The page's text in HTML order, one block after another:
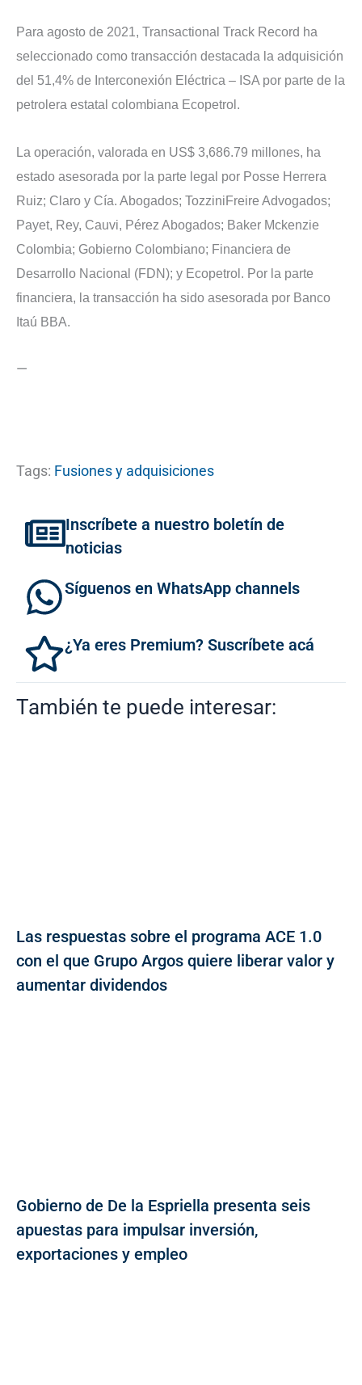
Para agosto de 2021, Transactional Track Record ha
seleccionado como transacción destacada la adquisición
del 51,4% de Interconexión Eléctrica – ISA por parte de la
petrolera estatal colombiana Ecopetrol.
La operación, valorada en US$ 3,686.79 millones, ha
estado asesorada por la parte legal por Posse Herrera
Ruiz; Claro y Cía. Abogados; TozziniFreire Advogados;
Payet, Rey, Cauvi, Pérez Abogados; Baker Mckenzie
Colombia; Gobierno Colombiano; Financiera de
Desarrollo Nacional (FDN); y Ecopetrol. Por la parte
financiera, la transacción ha sido asesorada por Banco
Itaú BBA.
—
Tags: Fusiones y adquisiciones
Inscríbete a nuestro boletín de
noticias
Síguenos en WhatsApp channels
¿Ya eres Premium? Suscríbete acá
También te puede interesar:
Las respuestas sobre el programa ACE 1.0
con el que Grupo Argos quiere liberar valor y
aumentar dividendos
Gobierno de De la Espriella presenta seis
apuestas para impulsar inversión,
exportaciones y empleo